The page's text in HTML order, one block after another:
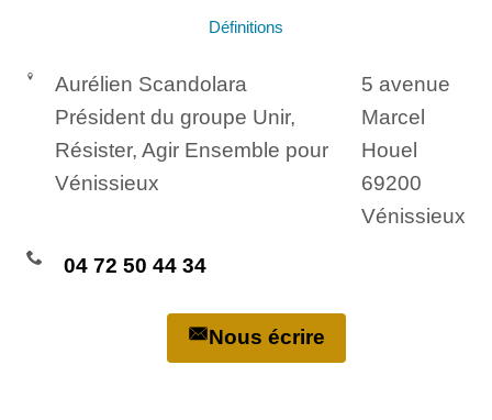
Définitions
Aurélien Scandolara
Président du groupe Unir,
Résister, Agir Ensemble pour
Vénissieux
5 avenue
Marcel
Houel
69200
Vénissieux
04 72 50 44 34
Nous écrire